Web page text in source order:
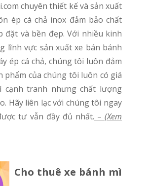
chuyên thiết kế và sản xuất
ép cá chả inox đảm bảo chất
đặt và bền đẹp. Với nhiều kinh
lĩnh vực sản xuất xe bán bánh
ép cá chả, chúng tôi luôn đảm
phẩm của chúng tôi luôn có giá
cạnh tranh nhưng chất lượng
Hãy liên lạc với chúng tôi ngay
tư vẫn đầy đủ nhất. –(Xem
Cho thuê xe bánh mì